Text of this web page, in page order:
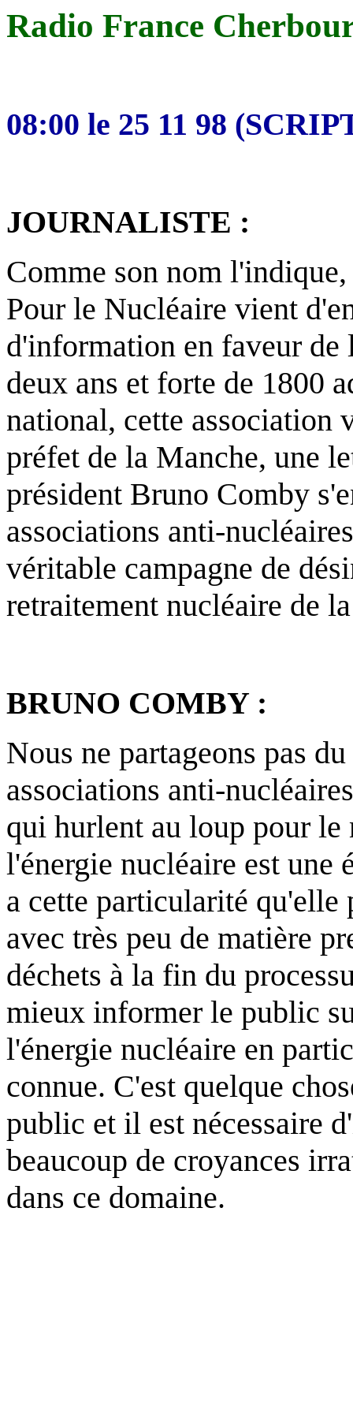
Radio France
08:00 le 25 11 98
JOURNALISTE :
Comme son nom
Pour le Nucléaire vient
d'information en faveur de
deux ans et forte de 1800
national, cette association
préfet de la Manche, une
président Bruno Comby
associations anti-
véritable campagne de
retraitement nucléaire de
BRUNO COMBY :
Nous ne partageons pas
associations anti-
qui hurlent au loup pour le
l'énergie nucléaire est
a cette particularité qu'elle
avec très peu de matière
déchets à la fin du
mieux informer le public
l'énergie nucléaire en
connue. C'est quelque
public et il est nécessaire
beaucoup de croyances
dans ce domaine.